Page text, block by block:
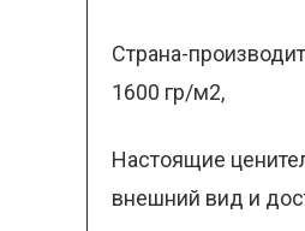
Страна-
1600 гр/м2,
Настоящие
внешний вид и